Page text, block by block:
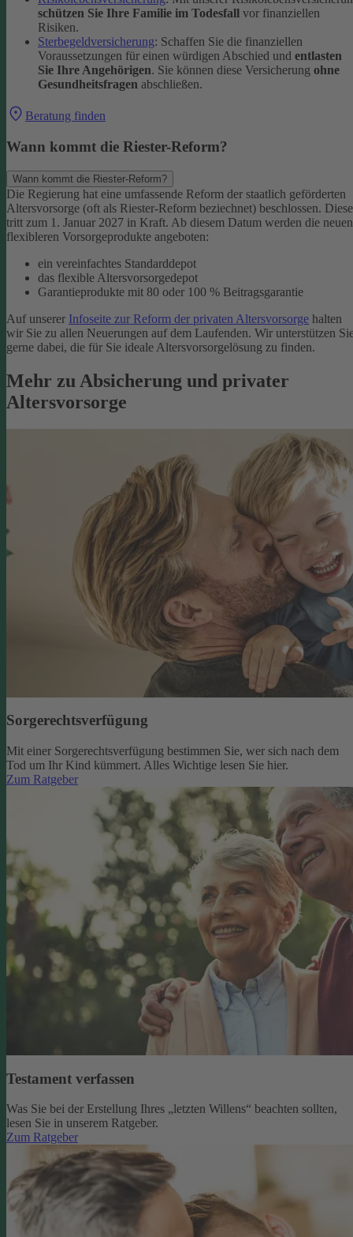
schützen Sie Ihre Familie im Todesfall vor finanziellen
Risiken.
Sterbegeldversicherung: Schaffen Sie die finanziellen
Voraussetzungen für einen würdigen Abschied und entlasten
Sie Ihre Angehörigen. Sie können diese Versicherung ohne
Gesundheitsfragen abschließen.
Beratung finden
Wann kommt die Riester-Reform?
Wann kommt die Riester-Reform?
Die Regierung hat eine umfassende Reform der staatlich geförderten
Altersvorsorge (oft als Riester-Reform beziechnet) beschlossen. Diese
tritt zum 1. Januar 2027 in Kraft. Ab diesem Datum werden die
flexibleren Vorsorgeprodukte angeboten:
ein vereinfachtes Standarddepot
das flexible Altersvorsorgedepot
Garantieprodukte mit 80 oder 100 % Beitragsgarantie
Auf unserer Infoseite zur Reform der privaten Altersvorsorge halten
wir Sie zu allen Neuerungen auf dem Laufenden. Wir unterstützen
gerne dabei, die für Sie ideale Altersvorsorgelösung zu finden.
Mehr zu Absicherung und privater
Altersvorsorge
Sorgerechtsverfügung
Mit einer Sorgerechtsverfügung bestimmen Sie, wer sich nach dem
Tod um Ihr Kind kümmert. Alles Wichtige lesen Sie hier.
Zum Ratgeber
Testament verfassen
Was Sie bei der Erstellung Ihres „letzten Willens“ beachten sollten,
lesen Sie in unserem Ratgeber.
Zum Ratgeber